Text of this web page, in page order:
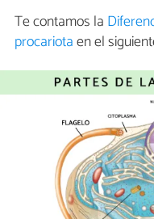
Te contamos la
procariotaen el